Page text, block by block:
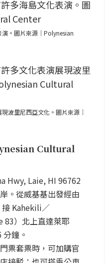
。圖片來源｜Polynesian
波里尼西亞文化。圖片來源｜
Cultural
Hwy, Laie, HI 96762
。從威基基出發經由
Kahekili／
83）北上直達萊耶
分鐘。
票套票時，可加購官